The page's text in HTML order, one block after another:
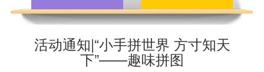
活动通知|“小手拼世界 方寸知天
下”——趣味拼图